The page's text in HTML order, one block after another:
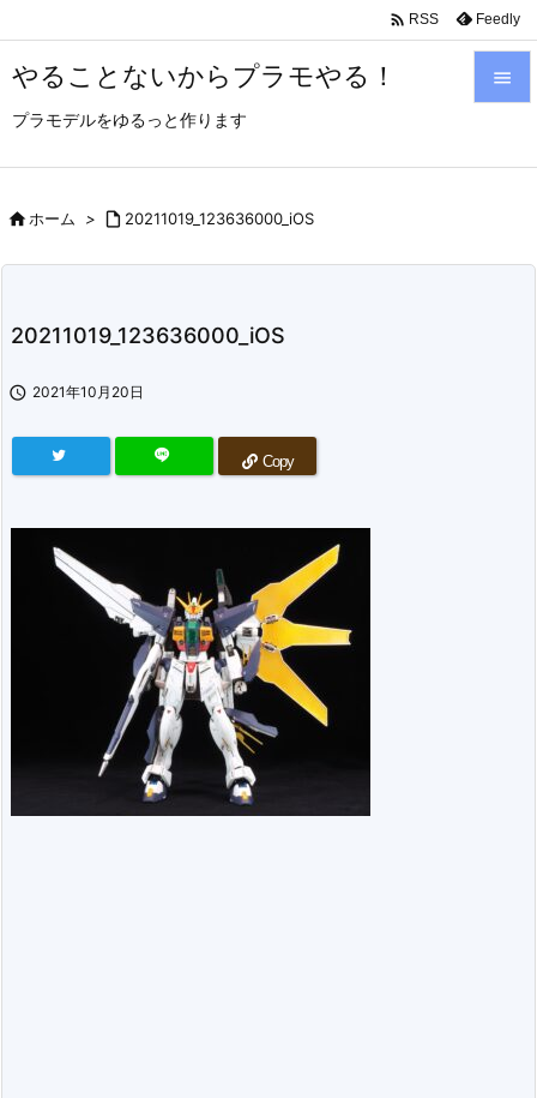
やることないからプラモやる！
プラモデルをゆるっと作ります

 RSS Feedly
ホーム >  20211019_123636000_iOS
20211019_123636000_iOS
 2021年10月20日
Copy